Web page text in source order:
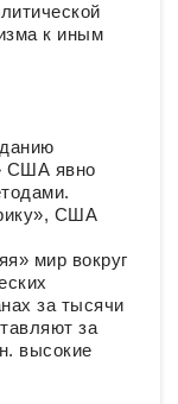
к иным
США явно
США
мир вокруг
за тысячи
за
высокие